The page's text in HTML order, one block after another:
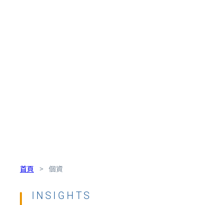
首頁 > 個資
INSIGHTS